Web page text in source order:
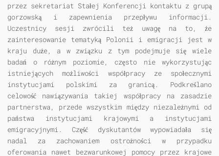
przez sekretariat Stałej Konferencji kontaktu z grupą
gorzowską i zapewnienia przepływu informacji.
Uczestnicy sesji zwrócili też uwagę na to, że
zainteresowanie tematyką Polonii i emigracji jest w
kraju duże, a w związku z tym podejmuje się wiele
badań o różnym poziomie, często nie wykorzystując
istniejących możliwości współpracy ze społecznymi
instytucjami polskimi za granicą. Podkreślano
celowość nawiązywania takiej współpracy na zasadzie
partnerstwa, przede wszystkim między niezależnymi od
państwa instytucjami krajowymi a instytucjami
emigracyjnymi. Część dyskutantów wypowiadała się
nadal za zachowaniem ostrożności w przypadku
oferowania nawet bezwarunkowej pomocy przez krajowe